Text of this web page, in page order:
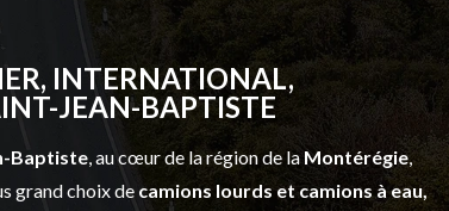
INTERNATIONAL,
JEAN-BAPTISTE
Baptiste, au cœur de la région de la Montérégie,
grand choix de camions lourds et camions à eau,